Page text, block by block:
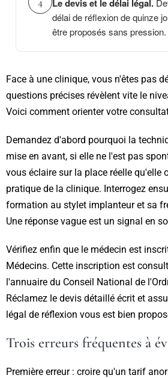
Le devis et le délai légal.
délai de réflexion de quinze
être proposés sans pression.
Face à une clinique, vous n'êtes pas
questions précises révèlent vite le
Voici comment orienter votre
Demandez d'abord pourquoi la
mise en avant, si elle ne l'est pas
vous éclaire sur la place réelle qu'elle
pratique de la clinique. Interrogez
formation au stylet implanteur et sa
Une réponse vague est un signal en
Vérifiez enfin que le médecin est
Médecins. Cette inscription est
l'annuaire du Conseil National de
Réclamez le devis détaillé écrit et
légal de réflexion vous est bien
Trois erreurs fréquentes à
Première erreur : croire qu'un tarif